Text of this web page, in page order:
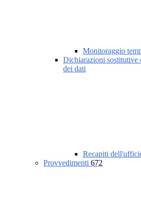
Monitoraggio
Dichiarazioni
dei dati
Recapiti
Provvedimenti 672